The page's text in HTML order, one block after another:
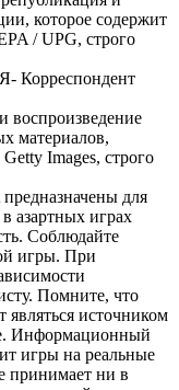
которое содержит
/ UPG, строго
Корреспондент
воспроизведение
материалов,
Images, строго
для
азартных играх
Соблюдайте
игры. При
Помните, что
являться источником
Информационный
игры на реальные
принимает ни в